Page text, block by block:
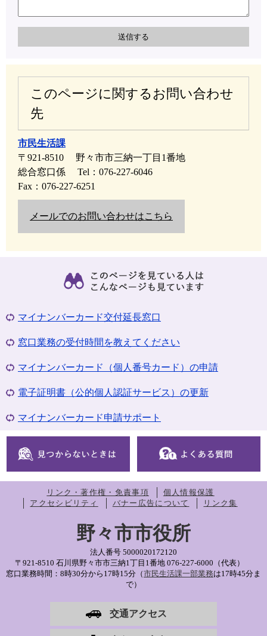
このページに関するお問い合わせ
先
市民生活課
〒921-8510
野々市市三納一丁目1番地
総合窓口係
Tel：076-227-6046
Fax：076-227-6251
メールでのお問い合わせはこちら
マイナンバーカード交付延長窓口
窓口業務の受付時間を教えてください
マイナンバーカード（個人番号カード）の申請
電子証明書（公的個人認証サービス）の更新
マイナンバーカード申請サポート
リンク・著作権・免責事項
個人情報保護
アクセシビリティ
バナー広告について リンク集
野々市市役所
法人番号 5000020172120
〒921-8510 石川県野々市市三納1丁目1番地 076-227-6000（代表）
窓口業務時間：8時30分から17時15分（市民生活課一部業務は17時45分ま
で）
交通アクセス